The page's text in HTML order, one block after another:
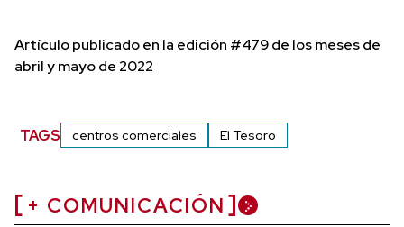
Artículo publicado en la edición #479 de los meses de
abril y mayo de 2022
TAGS centros comerciales El Tesoro
+ COMUNICACIÓN